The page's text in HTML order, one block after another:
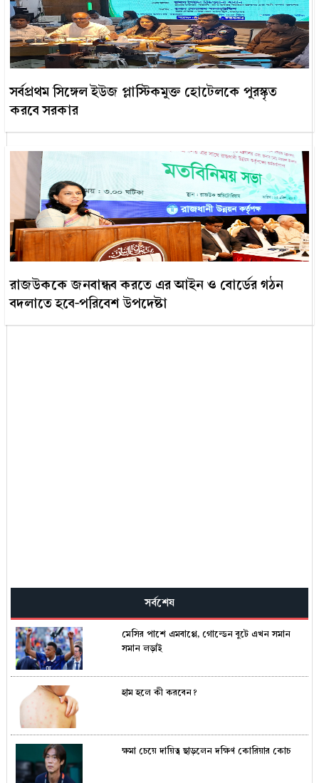
সর্বপ্রথম সিঙ্গেল ইউজ প্লাস্টিকমুক্ত হোটেলকে পুরস্কৃত
করবে সরকার
রাজউককে জনবান্ধব করতে এর আইন ও বোর্ডের গঠন
বদলাতে হবে-পরিবেশ উপদেষ্টা
সর্বশেষ
মেসির পাশে এমবাপ্পে, গোল্ডেন বুটে এখন সমান
সমান লড়াই
হাম হলে কী করবেন?
ক্ষমা চেয়ে দায়িত্ব ছাড়লেন দক্ষিণ কোরিয়ার কোচ